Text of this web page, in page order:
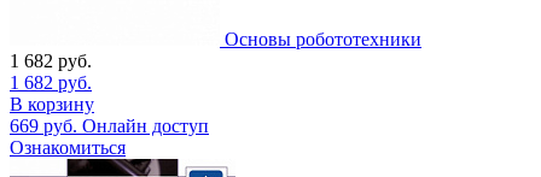
Основы робототехники
1 682 руб.
1 682 руб.
В корзину
669 руб. Онлайн доступ
Ознакомиться